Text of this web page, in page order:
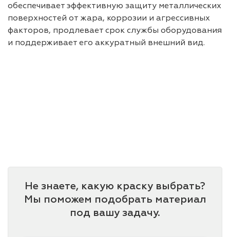
обеспечивает эффективную защиту металлических
поверхностей от жара, коррозии и агрессивных
факторов, продлевает срок службы оборудования
и поддерживает его аккуратный внешний вид.
Не знаете, какую краску выбрать?
Мы поможем подобрать материал
под вашу задачу.